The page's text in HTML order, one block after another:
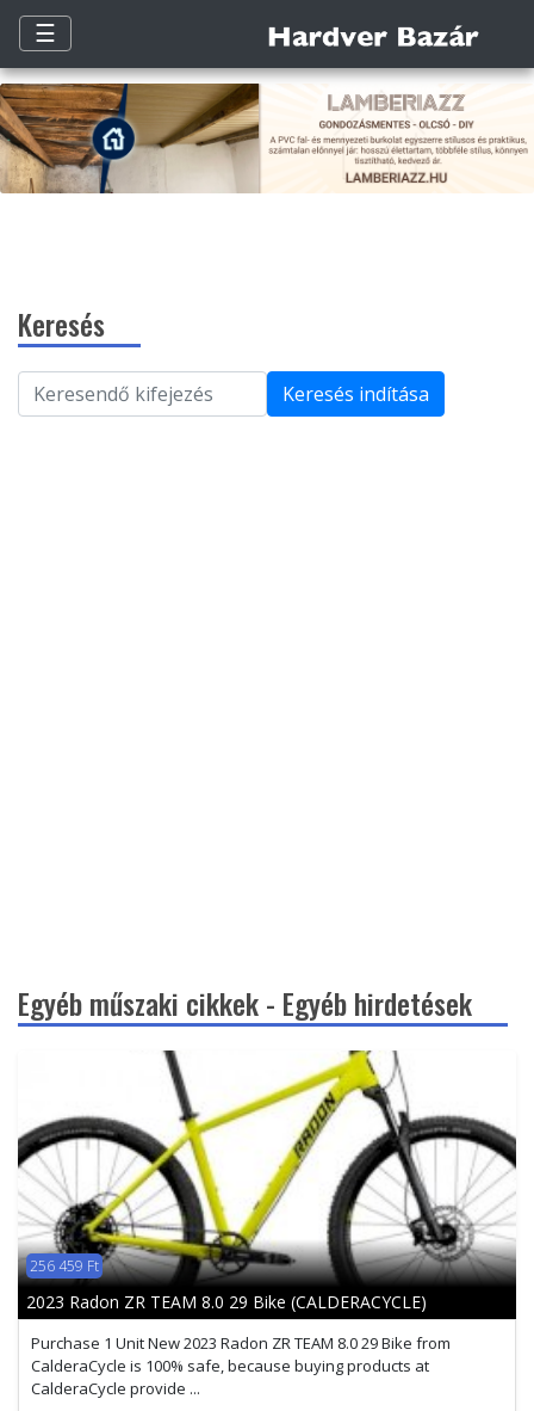
☰
Keresés
Keresés indítása
Egyéb műszaki cikkek - Egyéb hirdetések
256 459 Ft
2023 Radon ZR TEAM 8.0 29 Bike (CALDERACYCLE)
Purchase 1 Unit New 2023 Radon ZR TEAM 8.0 29 Bike from
CalderaCycle is 100% safe, because buying products at
CalderaCycle provide ...